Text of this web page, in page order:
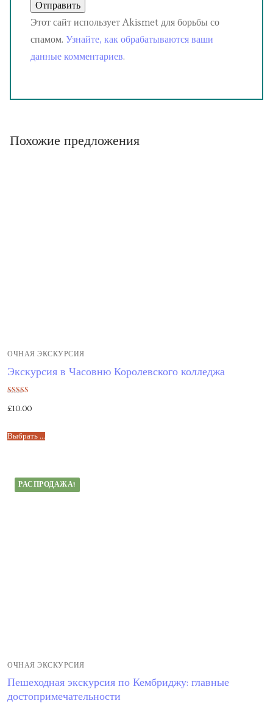
Этот сайт использует Akismet для борьбы со
спамом. Узнайте, как обрабатываются ваши
данные комментариев.
Похожие предложения
ОЧНАЯ ЭКСКУРСИЯ
Экскурсия в Часовню Королевского колледжа
5.00
£10.00
Выбрать ...
РАСПРОДАЖА!
ОЧНАЯ ЭКСКУРСИЯ
Пешеходная экскурсия по Кембриджу: главные
достопримечательности